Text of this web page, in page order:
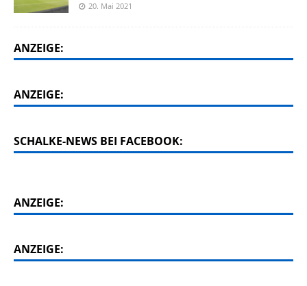
20. Mai 2021
ANZEIGE:
ANZEIGE:
SCHALKE-NEWS BEI FACEBOOK:
ANZEIGE:
ANZEIGE: